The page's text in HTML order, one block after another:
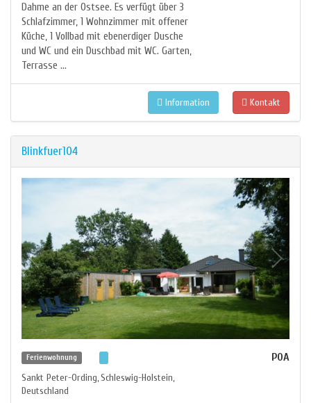
Dahme an der Ostsee. Es verfügt über 3
Schlafzimmer, 1 Wohnzimmer mit offener
Küche, 1 Vollbad mit ebenerdiger Dusche
und WC und ein Duschbad mit WC. Garten,
Terrasse ...
Kontakt
Information
Blinkfuer104
Ferienwohnung
Sankt Peter-Ording Schleswig-Holstein
Deutschland
POA